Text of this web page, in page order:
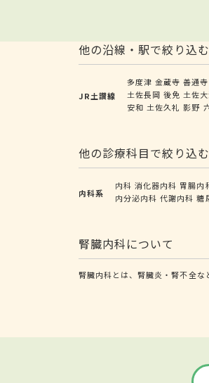
他の沿線・駅で絞り込む
JR土讃線
多度津 金蔵寺 善通寺
土佐長岡 後免 土佐
安和 土佐久礼 影野
他の診療科目で絞り込む
内科系
内科 消化器内科 胃腸内
内分泌内科 代謝内科 糖
腎臓内科について
腎臓内科とは、腎臓炎・腎不全な